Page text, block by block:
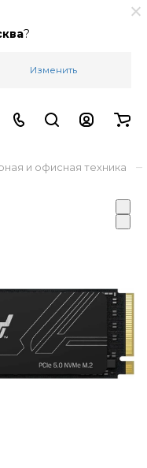
?
Изменить
и офисная техника –